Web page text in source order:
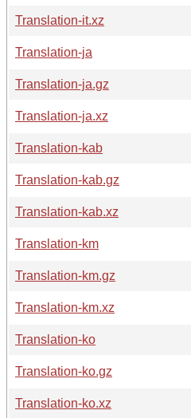
Translation-it.xz
Translation-ja
Translation-ja.gz
Translation-ja.xz
Translation-kab
Translation-kab.gz
Translation-kab.xz
Translation-km
Translation-km.gz
Translation-km.xz
Translation-ko
Translation-ko.gz
Translation-ko.xz